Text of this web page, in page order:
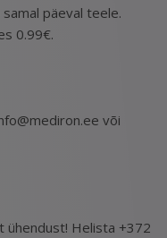
päeval teele.
0.99€.
või
ühendust! Helista +372